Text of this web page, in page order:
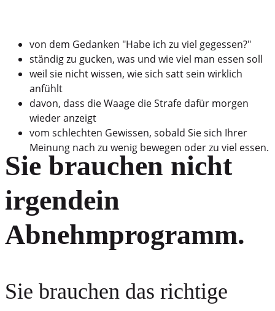
von dem Gedanken "Habe ich zu viel gegessen?"
ständig zu gucken, was und wie viel man essen soll
weil sie nicht wissen, wie sich satt sein wirklich
anfühlt
davon, dass die Waage die Strafe dafür morgen
wieder anzeigt
vom schlechten Gewissen, sobald Sie sich Ihrer
Meinung nach zu wenig bewegen oder zu viel essen.
Sie brauchen nicht
irgendein
Abnehmprogramm.
Sie brauchen das richtige